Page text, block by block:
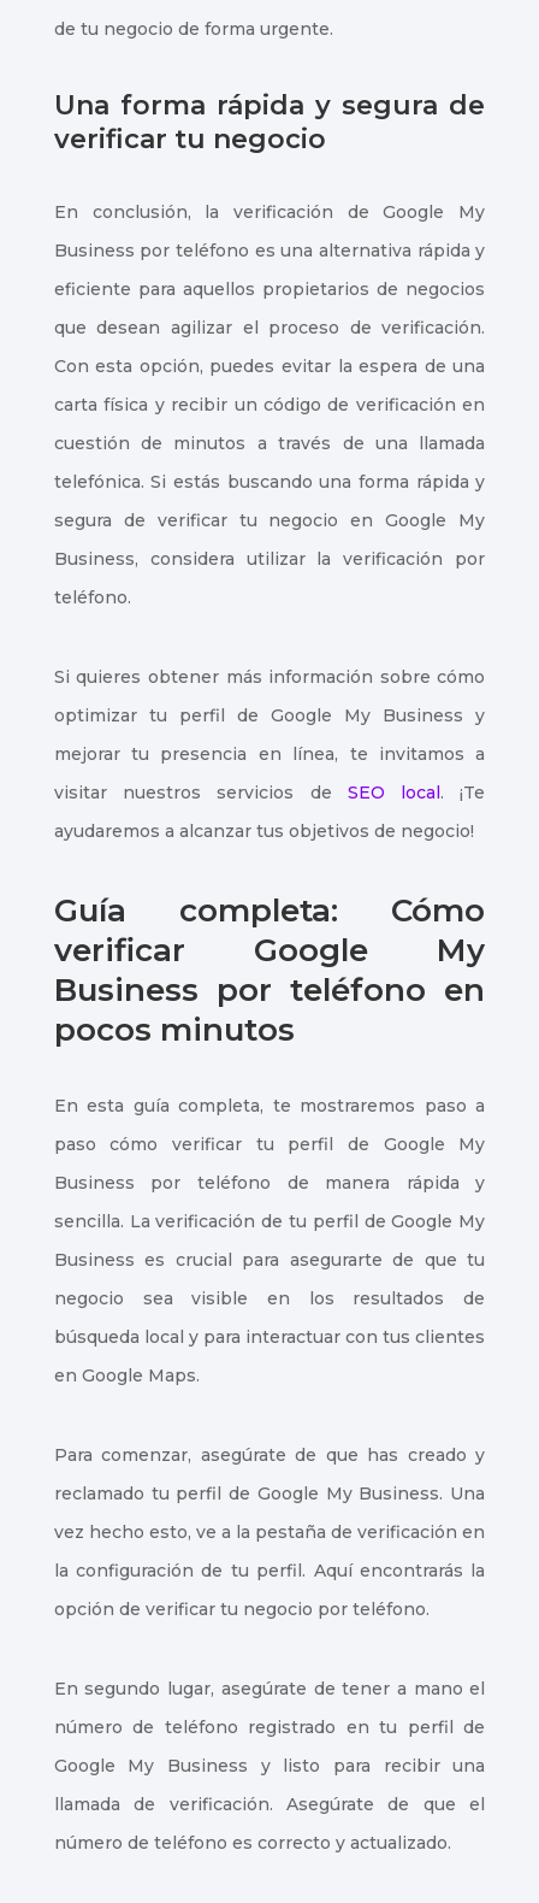
de tu negocio de forma urgente.
Una forma rápida y segura de
verificar tu negocio
En conclusión, la verificación de Google My
Business por teléfono es una alternativa rápida y
eficiente para aquellos propietarios de negocios
que desean agilizar el proceso de verificación.
Con esta opción, puedes evitar la espera de una
carta física y recibir un código de verificación en
cuestión de minutos a través de una llamada
telefónica. Si estás buscando una forma rápida y
segura de verificar tu negocio en Google My
Business, considera utilizar la verificación por
teléfono.
Si quieres obtener más información sobre cómo
optimizar tu perfil de Google My Business y
mejorar tu presencia en línea, te invitamos a
visitar nuestros servicios de SEO local . ¡Te
ayudaremos a alcanzar tus objetivos de negocio!
Guía completa: Cómo
verificar Google My
Business por teléfono en
pocos minutos
En esta guía completa, te mostraremos paso a
paso cómo verificar tu perfil de Google My
Business por teléfono de manera rápida y
sencilla. La verificación de tu perfil de Google My
Business es crucial para asegurarte de que tu
negocio sea visible en los resultados de
búsqueda local y para interactuar con tus clientes
en Google Maps.
Para comenzar, asegúrate de que has creado y
reclamado tu perfil de Google My Business. Una
vez hecho esto, ve a la pestaña de verificación en
la configuración de tu perfil. Aquí encontrarás la
opción de verificar tu negocio por teléfono.
En segundo lugar, asegúrate de tener a mano el
número de teléfono registrado en tu perfil de
Google My Business y listo para recibir una
llamada de verificación. Asegúrate de que el
número de teléfono es correcto y actualizado.